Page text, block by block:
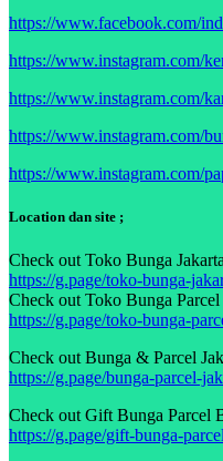
https://www.facebook.com/
https://www.instagram.com/
https://www.instagram.com/
https://www.instagram.com/
https://www.instagram.com/
Location dan site ;
Check out Toko Bunga
https://g.page/toko-bunga-
Check out Toko Bunga
https://g.page/toko-bunga-
Check out Bunga & Parcel
https://g.page/bunga-parcel-
Check out Gift Bunga Parcel
https://g.page/gift-bunga-